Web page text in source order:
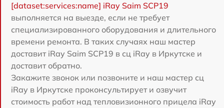
[dataset:services:name] iRay Saim SCP19
выполняется на выезде, если не требует
специализированного оборудования и длительного
времени ремонта. В таких случаях наш мастер
доставит iRay Saim SCP19 в сц iRay в Иркутске и
доставит обратно.
Закажите звонок или позвоните и наш мастер сц
iRay в Иркутске проконсультирует и озвучит
стоимость работ над тепловизионного прицела iRay